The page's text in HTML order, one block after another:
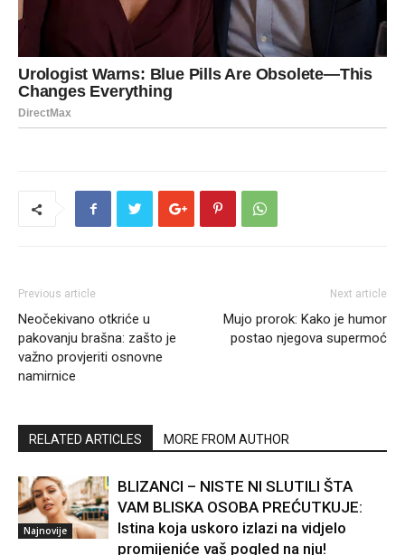
Previous article
Neočekivano otkriće u
pakovanju brašna: zašto je
važno provjeriti osnovne
namirnice
Next article
Mujo prorok: Kako je humor
postao njegova supermoć
RELATED ARTICLES MORE FROM AUTHOR
Najnovije
BLIZANCI – NISTE NI SLUTILI ŠTA
VAM BLISKA OSOBA PREĆUTKUJE:
Istina koja uskoro izlazi na vidjelo
promijeniće vaš pogled na nju!